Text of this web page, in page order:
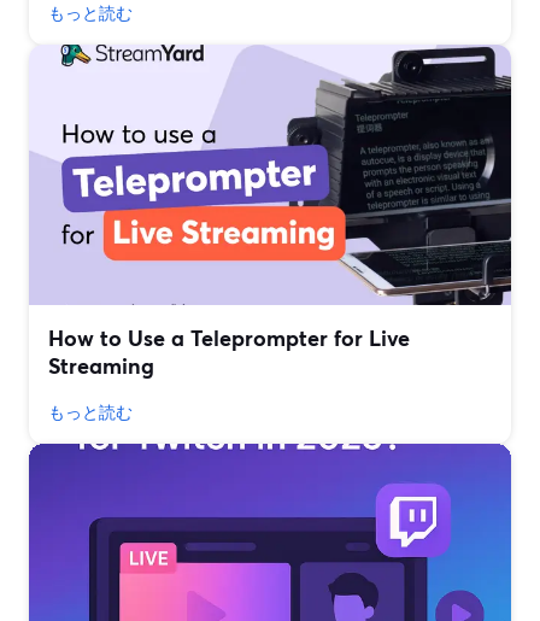
もっと読む
How to Use a Teleprompter for Live
Streaming
もっと読む